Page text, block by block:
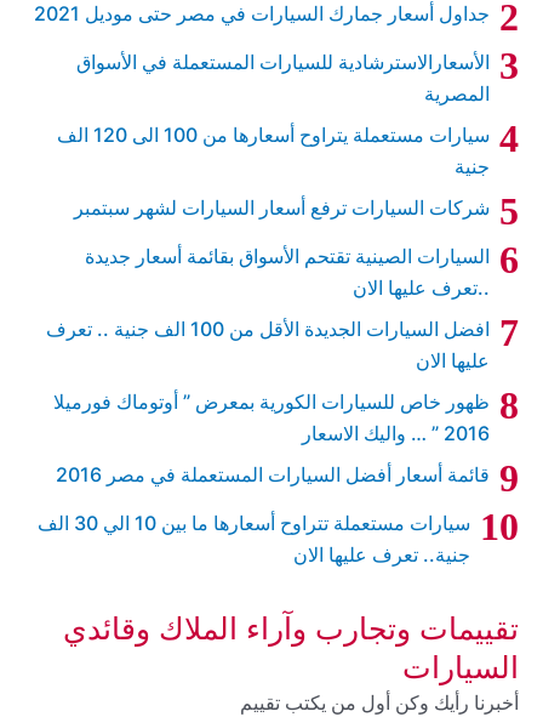
جداول أسعار جمارك السيارات في مصر حتى موديل 2021
الأسعارالاسترشادية للسيارات المستعملة في الأسواق
المصرية
سيارات مستعملة يتراوح أسعارها من 100 الى 120 الف
جنية
شركات السيارات ترفع أسعار السيارات لشهر سبتمبر
السيارات الصينية تقتحم الأسواق بقائمة أسعار جديدة
..تعرف عليها الان
افضل السيارات الجديدة الأقل من 100 الف جنية .. تعرف
عليها الان
ظهور خاص للسيارات الكورية بمعرض ” أوتوماك فورميلا
2016 ” … واليك الاسعار
قائمة أسعار أفضل السيارات المستعملة في مصر 2016
سيارات مستعملة تتراوح أسعارها ما بين 10 الي 30 الف
جنية.. تعرف عليها الان
تقييمات وتجارب وآراء الملاك وقائدي
السيارات
أخبرنا رأيك وكن أول من يكتب تقييم